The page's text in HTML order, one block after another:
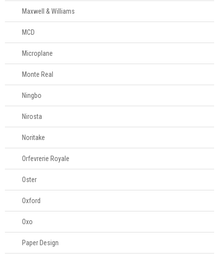
Maxwell & Williams
MCD
Microplane
Monte Real
Ningbo
Nirosta
Noritake
Orfevrerie Royale
Oster
Oxford
Oxo
Paper Design